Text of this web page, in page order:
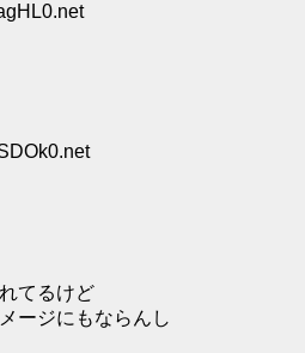
てるけど
ージにもならんし